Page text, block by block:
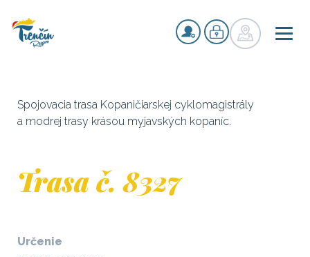
Spojovacia trasa Kopaničiarskej cyklomagistrály
a modrej trasy krásou myjavských kopaníc.
Trasa č. 8327
Určenie